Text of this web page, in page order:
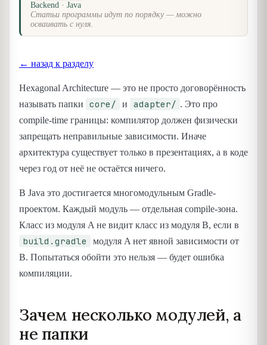
Backend · Java
Статьи программы идут по порядку — можно
осваивать с нуля.
← назад к разделу
Hexagonal Architecture — это не просто договорённость
называть папки
core/ и adapter/ . Это про
compile-time границы: компилятор должен физически
запрещать неправильные зависимости. Иначе
архитектура существует только в презентациях, а в коде
через год от неё не остаётся ничего.
В Java это достигается многомодульным Gradle-
проектом. Каждый модуль — отдельная compile-зона.
Класс из модуля A не видит класс из модуля B, если в
build.gradle
модуля A нет явной зависимости от
B. Попытаться обойти это нельзя — будет ошибка
компиляции.
Зачем несколько модулей, а
не папки